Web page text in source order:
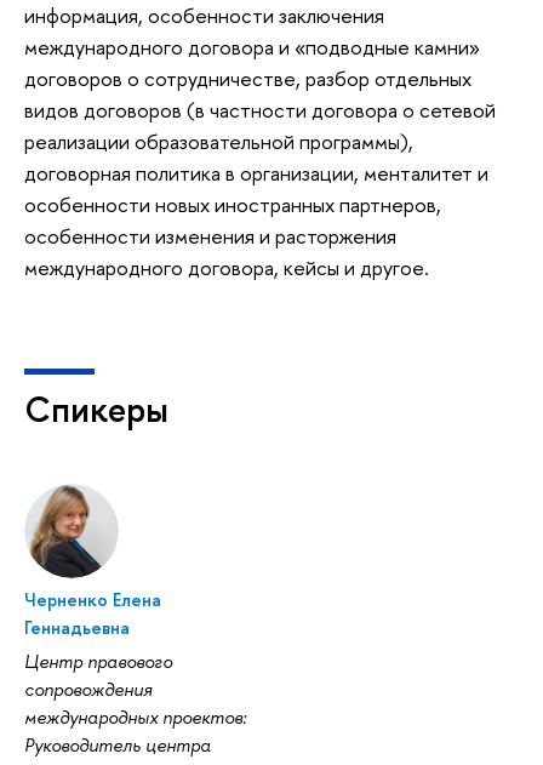
информация, особенности заключения
международного договора и «подводные камни»
договоров о сотрудничестве, разбор отдельных
видов договоров (в частности договора о сетевой
реализации образовательной программы),
договорная политика в организации, менталитет и
особенности новых иностранных партнеров,
особенности изменения и расторжения
международного договора, кейсы и другое.
Спикеры
Черненко Елена
Геннадьевна
Центр правового
сопровождения
международных проектов:
Руководитель центра